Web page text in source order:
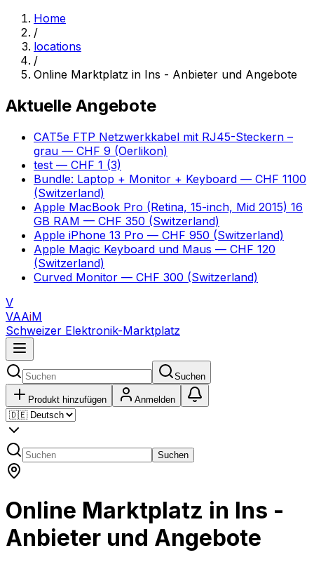
Home
/
locations
/
Online Marktplatz in Ins - Anbieter und Angebote
Aktuelle Angebote
CAT5e FTP Netzwerkkabel mit RJ45-Steckern –
grau — CHF 9 (Oerlikon)
test — CHF 1 (3)
Bundle: Laptop + Monitor + Keyboard — CHF 1100
(Switzerland)
Apple MacBook Pro (Retina, 15-inch, Mid 2015) 16
GB RAM — CHF 350 (Switzerland)
Apple iPhone 13 Pro — CHF 950 (Switzerland)
Apple Magic Keyboard und Maus — CHF 120
(Switzerland)
Curved Monitor — CHF 300 (Switzerland)
V
VAAiM
Schweizer Elektronik-Marktplatz
Suchen
Produkt hinzufügen Anmelden
Suchen
Online Marktplatz in Ins -
Anbieter und Angebote